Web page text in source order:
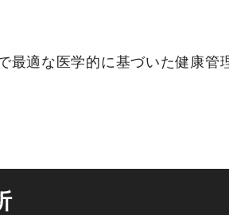
最適な医学的に基づいた健康管